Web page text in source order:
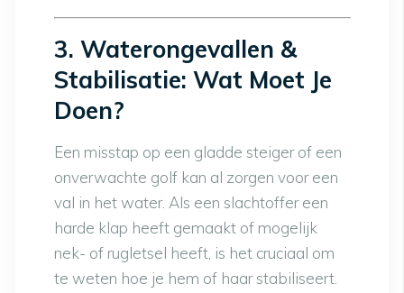
3. Waterongevallen &
Stabilisatie: Wat Moet Je
Doen?
Een misstap op een gladde steiger of een
onverwachte golf kan al zorgen voor een
val in het water. Als een slachtoffer een
harde klap heeft gemaakt of mogelijk
nek- of rugletsel heeft, is het cruciaal om
te weten hoe je hem of haar stabiliseert.